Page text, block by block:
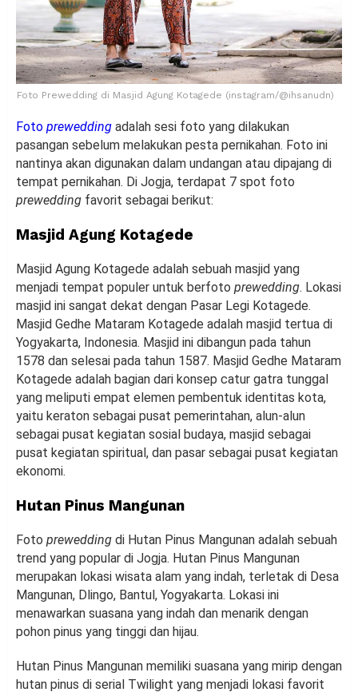
Foto Prewedding di Masjid Agung Kotagede (instagram/@ihsanudn)
Foto prewedding adalah sesi foto yang dilakukan
pasangan sebelum melakukan pesta pernikahan. Foto ini
nantinya akan digunakan dalam undangan atau dipajang di
tempat pernikahan. Di Jogja, terdapat 7 spot foto
prewedding favorit sebagai berikut:
Masjid Agung Kotagede
Masjid Agung Kotagede adalah sebuah masjid yang
menjadi tempat populer untuk berfoto prewedding. Lokasi
masjid ini sangat dekat dengan Pasar Legi Kotagede.
Masjid Gedhe Mataram Kotagede adalah masjid tertua di
Yogyakarta, Indonesia. Masjid ini dibangun pada tahun
1578 dan selesai pada tahun 1587. Masjid Gedhe Mataram
Kotagede adalah bagian dari konsep catur gatra tunggal
yang meliputi empat elemen pembentuk identitas kota,
yaitu keraton sebagai pusat pemerintahan, alun-alun
sebagai pusat kegiatan sosial budaya, masjid sebagai
pusat kegiatan spiritual, dan pasar sebagai pusat kegiatan
ekonomi.
Hutan Pinus Mangunan
Foto prewedding di Hutan Pinus Mangunan adalah sebuah
trend yang popular di Jogja. Hutan Pinus Mangunan
merupakan lokasi wisata alam yang indah, terletak di Desa
Mangunan, Dlingo, Bantul, Yogyakarta. Lokasi ini
menawarkan suasana yang indah dan menarik dengan
pohon pinus yang tinggi dan hijau.
Hutan Pinus Mangunan memiliki suasana yang mirip dengan
hutan pinus di serial Twilight yang menjadi lokasi favorit